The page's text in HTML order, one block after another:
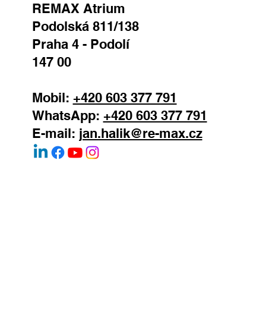
REMAX Atrium
Podolská 811/138
Praha 4 - Podolí
147 00
Mobil: +420 603 377 791
WhatsApp: +420 603 377 791
E-mail: jan.halik@re-max.cz